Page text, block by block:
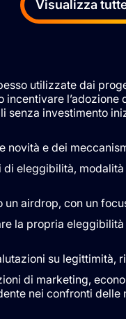
Visualizza
utilizzate dai
l’adozione
senza investimento
novità e dei
eleggibilità,
airdrop, con un
la propria
su legittimità,
di marketing,
nei confronti delle